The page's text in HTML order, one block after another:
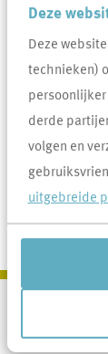
Deze
Deze
technieken)
derde
volgen en
uitgebreide
Fijn wonen
Area hebben
Wie wat moet
bijbehorende
wonen, dat
2 MB
Area